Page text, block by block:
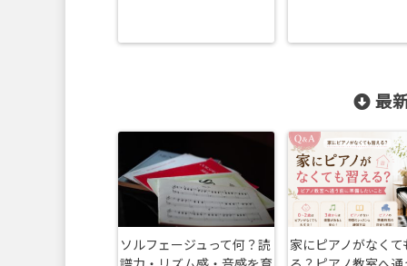
最
ソルフェージュって何？読
家にピアノがなくて